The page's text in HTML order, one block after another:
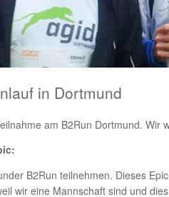
in Dortmund
am B2Run Dortmund. Wir
B2Run teilnehmen. Dieses
wir eine Mannschaft sind und